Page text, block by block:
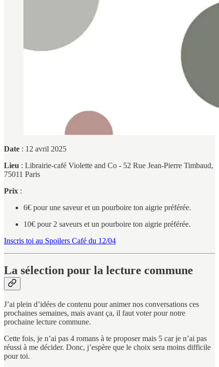
Date : 12 avril 2025
Lieu : Librairie-café Violette and Co - 52 Rue Jean-Pierre Timbaud,
75011 Paris
Prix :
6€ pour une saveur et un pourboire ton aigrie préférée.
10€ pour 2 saveurs et un pourboire ton aigrie préférée.
Inscris toi au Spoilers Café du 12/04
La sélection pour la lecture commune
J’ai plein d’idées de contenu pour animer nos conversations ces
prochaines semaines, mais avant ça, il faut voter pour notre
prochaine lecture commune.
Cette fois, je n’ai pas 4 romans à te proposer mais 5 car je n’ai pas
réussi à me décider. Donc, j’espère que le choix sera moins difficile
pour toi.